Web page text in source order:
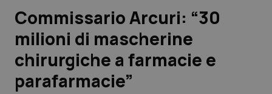
Lavoro e Professioni
Scienza e Farmaci
Studi e Analisi
Commissario Arcuri: “30
milioni di mascherine
chirurgiche a farmacie e
parafarmacie”